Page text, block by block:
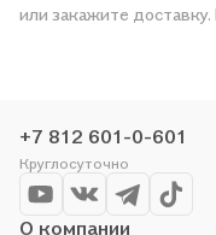
или закажите
+7 812 601-0-601
Круглосуточно
О компании